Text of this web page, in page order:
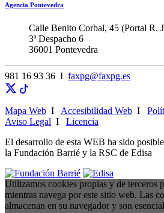
Agencia Pontevedra
Calle Benito Corbal, 45 (Portal R.
3ª Despacho 6
36001 Pontevedra
981 16 93 36 I faxpg@faxpg.es
Mapa Web I Accesibilidad Web I
Aviso Legal I Licencia
El desarrollo de esta WEB ha sido
la Fundación Barrié y la RSC de Edisa
Utilizamos cookies propias y de terceros
mientras navega por este sitio web. Las
almacenan en su navegador y son